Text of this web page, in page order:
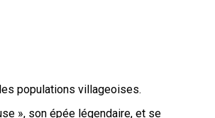
populations villageoises.
», son épée légendaire, et se